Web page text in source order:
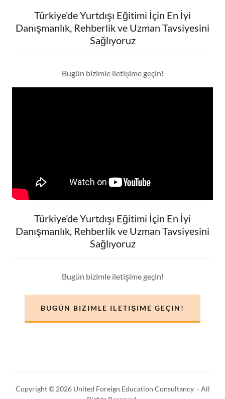
Türkiye’de Yurtdışı Eğitimi İçin En İyi
Danışmanlık, Rehberlik ve Uzman Tavsiyesini
Sağlıyoruz
Bugün bizimle iletişime geçin!
Türkiye’de Yurtdışı Eğitimi İçin En İyi
Danışmanlık, Rehberlik ve Uzman Tavsiyesini
Sağlıyoruz
Bugün bizimle iletişime geçin!
BUGÜN BIZIMLE ILETIŞIME GEÇIN!
Copyright © 2026 United Foreign Education Consultancy - All